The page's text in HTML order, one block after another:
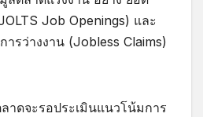
Job Openings) และ
รว่างงาน (Jobless Claims)
ลาดจะรอประเมินแนวโน้มการ